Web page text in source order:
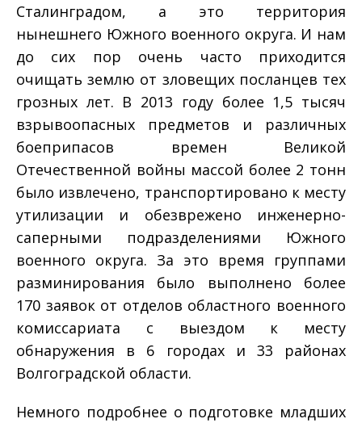
Сталинградом, а это территория
нынешнего Южного военного округа. И нам
до сих пор очень часто приходится
очищать землю от зловещих посланцев тех
грозных лет. В 2013 году более 1,5 тысяч
взрывоопасных предметов и различных
боеприпасов времен Великой
Отечественной войны массой более 2 тонн
было извлечено, транспортировано к месту
утилизации и обезврежено инженерно­
саперными подразделениями Южного
военного округа. За это время группами
разминирования было выполнено более
170 заявок от отделов областного военного
комиссариата с выездом к месту
обнаружения в 6 городах и 33 районах
Волгоградской области.
Немного подробнее о подготовке младших